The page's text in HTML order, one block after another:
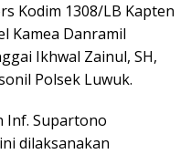
Kodim 1308/LB Kapten
Kamea Danramil
Ikhwal Zainul, SH,
Polsek Luwuk.
Inf. Supartono
dilaksanakan